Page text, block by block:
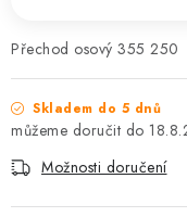
Přechod osový 355 250
Skladem do 5 dnů
Možnosti doručení